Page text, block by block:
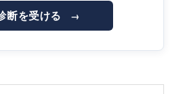
断を受ける →